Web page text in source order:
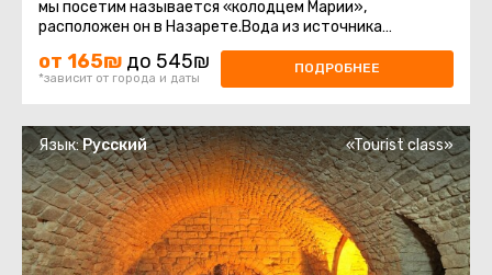
мы посетим называется «колодцем Марии»,
расположен он в Назарете.Вода из источника
считается священной у христиан.Храм ...
от 165₪ до 545₪
*зависит от города и даты
ПОДРОБНЕЕ
Язык:Русский «Tourist class»